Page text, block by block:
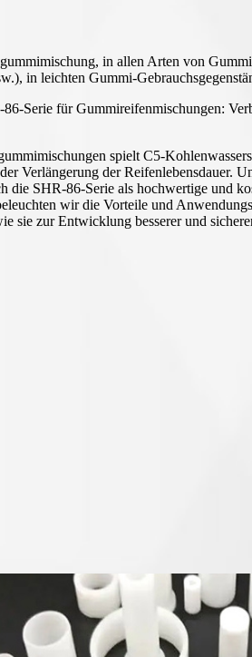
in allen Arten von
in leichten Gummi-
Serie für Gummireifenmischungen:
spielt C5-
Verlängerung der Reifenlebensdauer.
die SHR-86-Serie als hochwertige und
wir die Vorteile und
sie zur Entwicklung besserer und